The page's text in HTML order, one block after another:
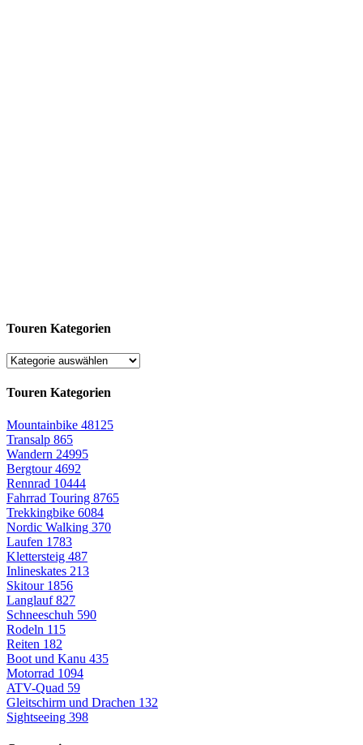
Touren Kategorien
Touren Kategorien
Mountainbike 48125
Transalp 865
Wandern 24995
Bergtour4692
Rennrad 10444
Fahrrad Touring 8765
Trekkingbike 6084
Nordic Walking 370
Laufen 1783
Klettersteig 487
Inlineskates 213
Skitour 1856
Langlauf827
Schneeschuh 590
Rodeln 115
Reiten 182
Boot und Kanu 435
Motorrad 1094
ATV-Quad 59
Gleitschirm und Drachen 132
Sightseeing 398